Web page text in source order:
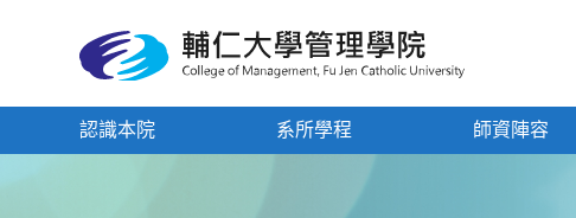
認識本院 系所學程 師資陣容